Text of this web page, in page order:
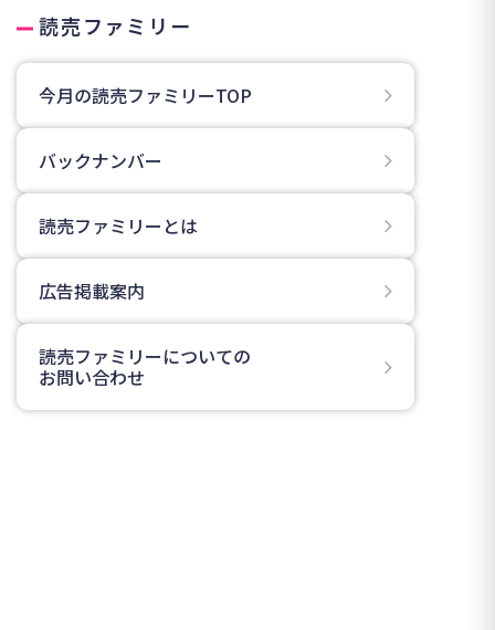
読売ファミリー
今月の読売ファミリーTOP
バックナンバー
読売ファミリーとは
広告掲載案内
読売ファミリーについての
お問い合わせ